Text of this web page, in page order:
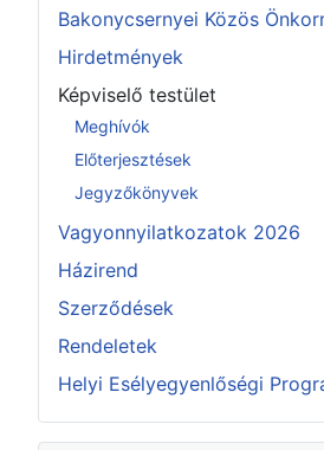
Bakonycsernyei Közös
Hirdetmények
Képviselő testület
Meghívók
Előterjesztések
Jegyzőkönyvek
Vagyonnyilatkozatok 2026
Házirend
Szerződések
Rendeletek
Helyi Esélyegyenlőségi